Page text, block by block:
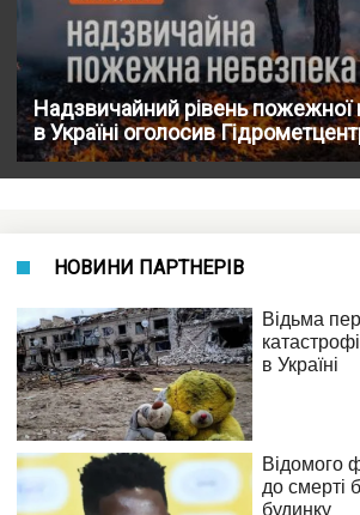
Надзвичайний рівень пожежної
в Україні оголосив
НОВИНИ ПАРТНЕРІВ